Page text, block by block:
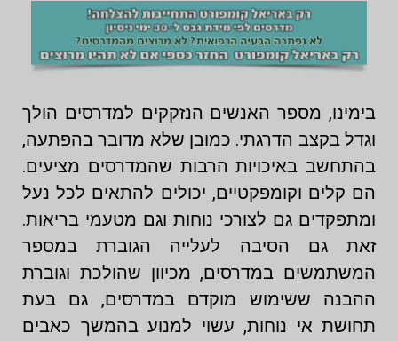
בימינו, מספר האנשים הנזקקים למדרסים הולך
וגדל בקצב הדרגתי. כמובן שלא מדובר בהפתעה,
בהתחשב באיכויות הרבות שהמדרסים מציעים.
הם קלים וקומפקטיים, יכולים להתאים לכל נעל
ומתפקדים גם לצורכי נוחות וגם מטעמי בריאות.
זאת גם הסיבה לעלייה הגוברת במספר
המשתמשים במדרסים, מכיוון שהולכת וגוברת
ההבנה ששימוש מוקדם במדרסים, גם בעת
תחושת אי נוחות, עשוי למנוע בהמשך כאבים